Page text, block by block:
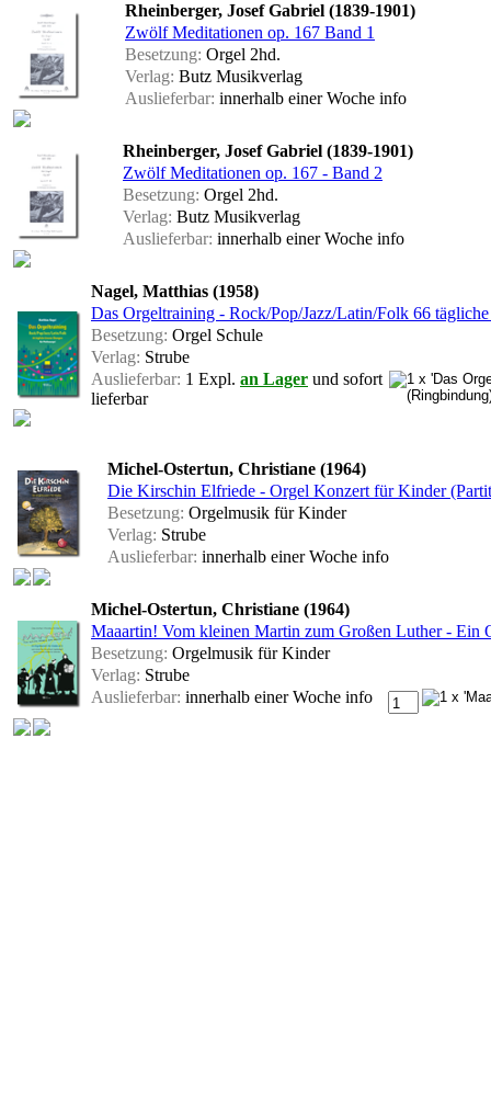
Rheinberger, Josef Gabriel (1839-1901)
Zwölf Meditationen op. 167 Band 1
Besetzung: Orgel 2hd.
Verlag: Butz Musikverlag
Auslieferbar: innerhalb einer Woche info
Rheinberger, Josef Gabriel (1839-1901)
Zwölf Meditationen op. 167 - Band 2
Besetzung: Orgel 2hd.
Verlag: Butz Musikverlag
Auslieferbar: innerhalb einer Woche info
Nagel, Matthias (1958)
Das Orgeltraining - Rock/Pop/Jazz/Latin/Folk 66
Besetzung: Orgel Schule
Verlag: Strube
Auslieferbar: 1 Expl. an Lager und sofort
lieferbar
Michel-Ostertun, Christiane (1964)
Die Kirschin Elfriede - Orgel Konzert für Kinder
Besetzung: Orgelmusik für Kinder
Verlag: Strube
Auslieferbar: innerhalb einer Woche info
Michel-Ostertun, Christiane (1964)
Maaartin! Vom kleinen Martin zum Großen Luther - Ein
Besetzung: Orgelmusik für Kinder
Verlag: Strube
Auslieferbar: innerhalb einer Woche info